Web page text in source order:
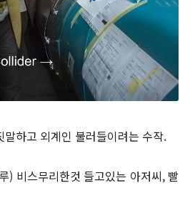
하고 외계인 불러들이려는 수작.
) 비스무리한것 들고있는 아저씨, 빨